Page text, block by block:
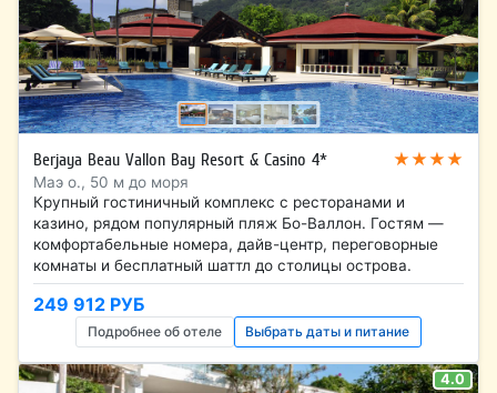
Berjaya Beau Vallon Bay Resort & Casino 4* ★★★★
Маэ о., 50 м до моря
Крупный гостиничный комплекс с ресторанами и
казино, рядом популярный пляж Бо-Валлон. Гостям —
комфортабельные номера, дайв-центр, переговорные
комнаты и бесплатный шаттл до столицы острова.
249 912 РУБ
Подробнее об отеле Выбрать даты и питание
4.0